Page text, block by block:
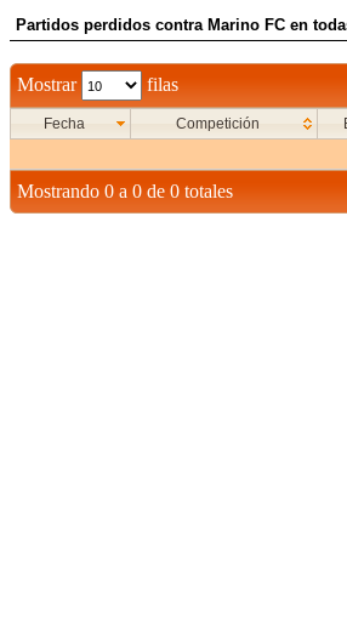
Partidos perdidos contra Marino FC en
Mostrar filas
Fecha Competición
Mostrando 0 a 0 de 0 totales